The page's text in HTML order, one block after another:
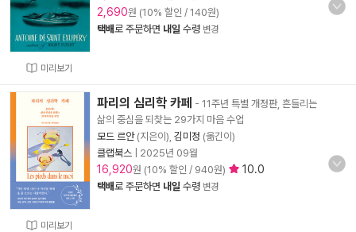
미리보기
2,690원 (10% 할인 / 140원)
택배로 주문하면 내일 수령 변경
미리보기
파리의 심리학 카페 - 11주년 특별 개정판, 흔들리는
삶의 중심을 되찾는 29가지 마음 수업
모드 르안(지은이), 김미정 (옮긴이)
클랩북스
2025년 09월
16,920원 (10% 할인 / 940원) 10.0
택배로 주문하면 내일 수령 변경